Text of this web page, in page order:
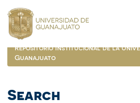
navigation
Repositorio Institucional de la
Guanajuato
Search